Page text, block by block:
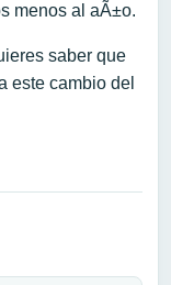
menos al aÃ±o.
saber que
este cambio del